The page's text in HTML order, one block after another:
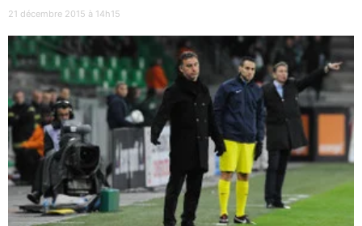
21 décembre 2015 à 14h15